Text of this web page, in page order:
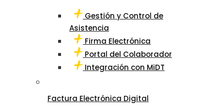
Gestión y Control de
Asistencia
Firma Electrónica
Portal del Colaborador
Integración con MiDT
Factura Electrónica Digital